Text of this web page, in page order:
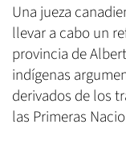
Una jueza
llevar a cabo un
provincia de
indígenas
derivados de los
las Primeras